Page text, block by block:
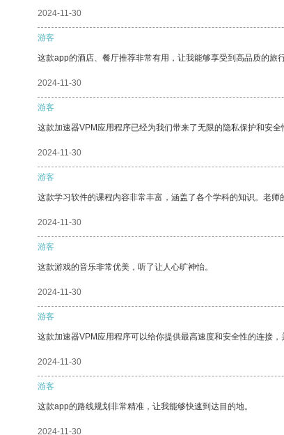
2024-11-30
游客
这款app的酒店、餐厅推荐非常有用，让我能够享受到高品质的旅行
2024-11-30
游客
这款加速器VPM应用程序已经为我们带来了无限的隐私保护和安全
2024-11-30
游客
这款学习软件的课程内容非常丰富，涵盖了各个学科的知识。老师
2024-11-30
游客
这款游戏的音乐非常优美，听了让人心旷神怡。
2024-11-30
游客
这款加速器VPM应用程序可以给你提供最高速度和安全性的连接，
2024-11-30
游客
这款app的路线规划非常精准，让我能够快速到达目的地。
2024-11-30